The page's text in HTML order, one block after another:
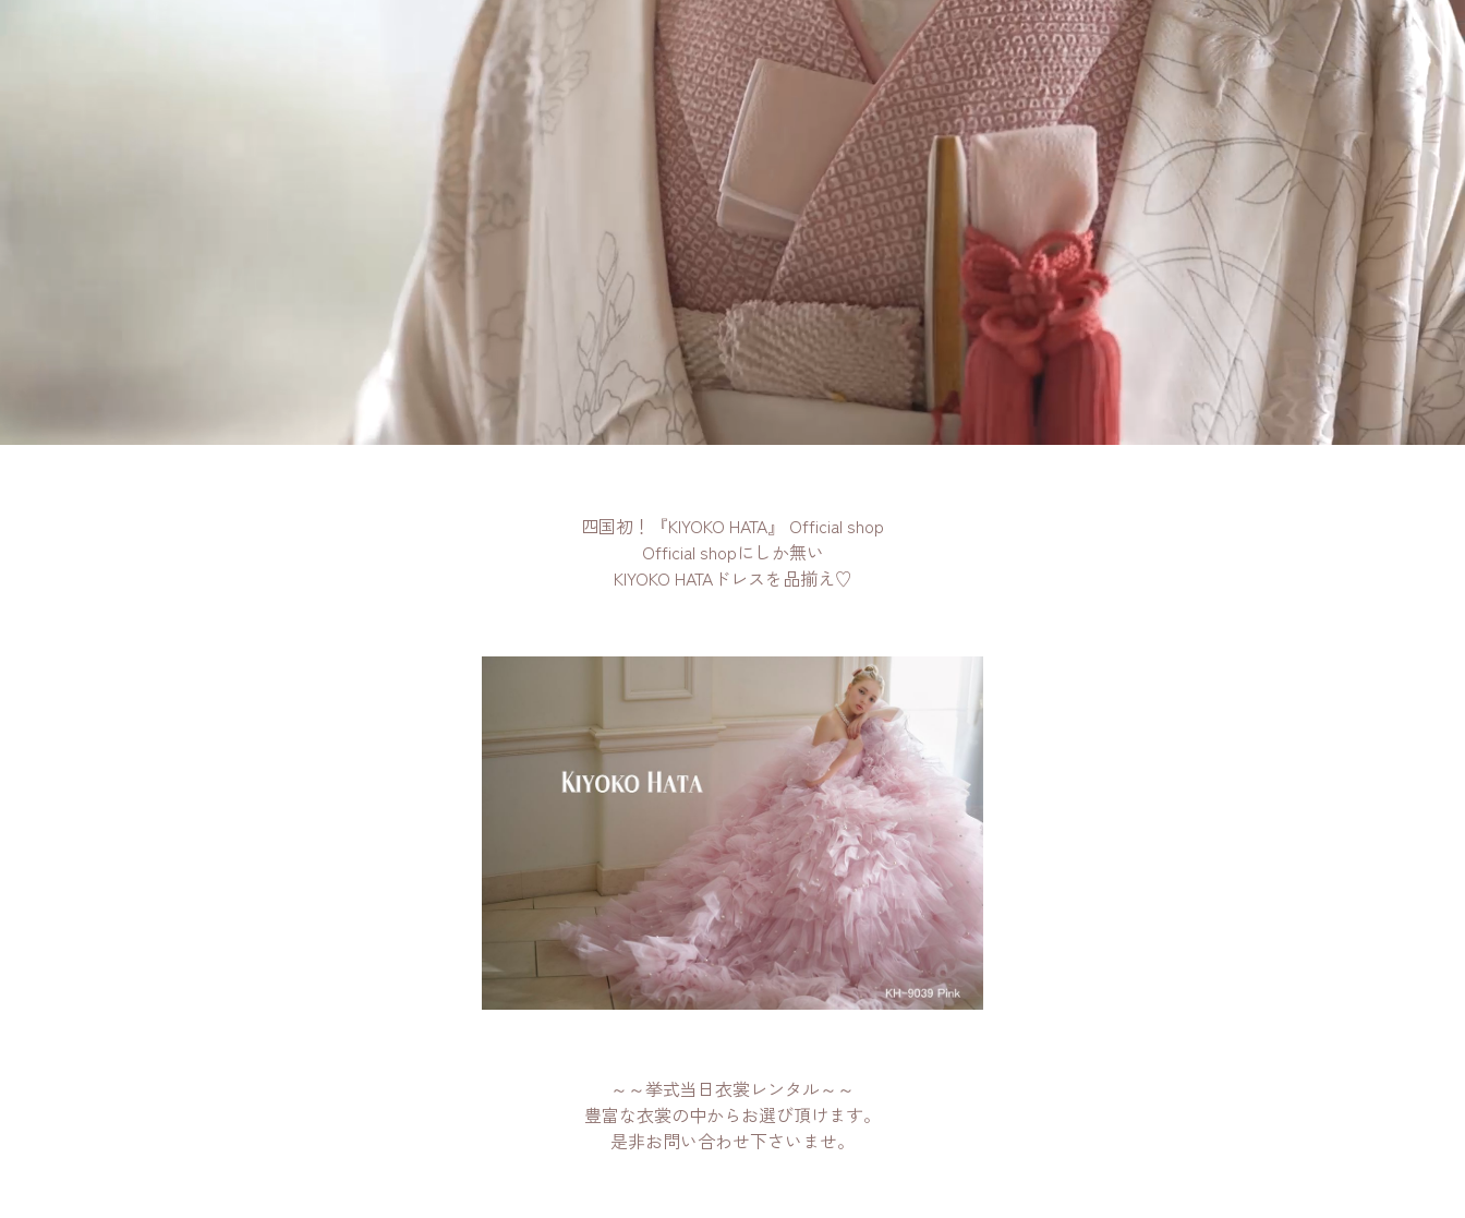
Pickup 和装
お問い合わせ
アクセス
会社概要
四国初！『KIYOKO HATA』 Official shop
Official shopにしか無い
KIYOKO HATAドレスを品揃え♡
～～挙式当日衣裳レンタル～～
豊富な衣裳の中からお選び頂けます。
是非お問い合わせ下さいませ。